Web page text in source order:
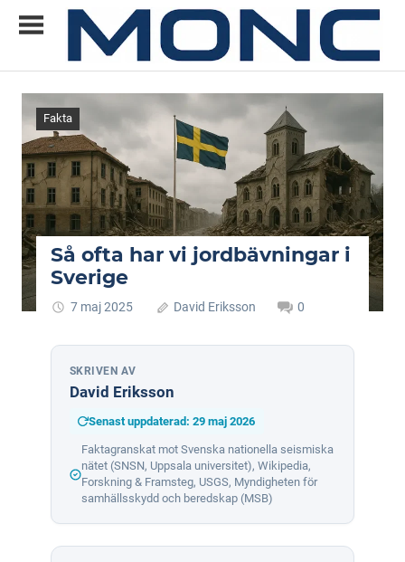
Allt
du
vill
veta
om
ny
teknik
Fakta
Så ofta har vi jordbävningar i
Sverige
7 maj 2025 David Eriksson 0
SKRIVEN AV
David Eriksson
Senast uppdaterad: 29 maj 2026
Faktagranskat mot Svenska nationella seismiska
nätet (SNSN, Uppsala universitet), Wikipedia,
Forskning & Framsteg, USGS, Myndigheten för
samhällsskydd och beredskap (MSB)